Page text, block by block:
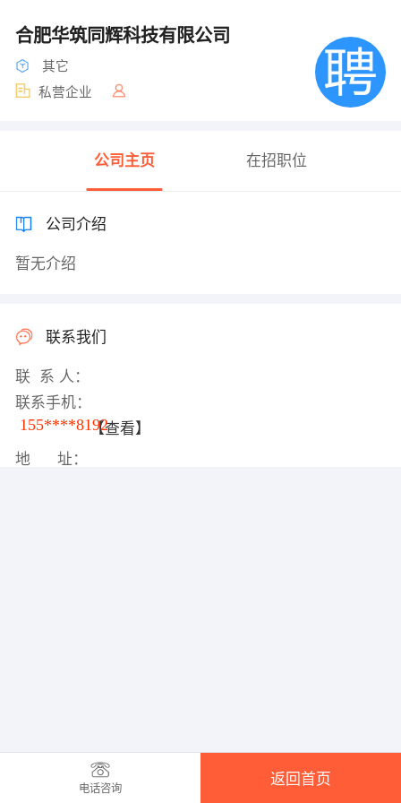
合肥华筑同辉科技有限公司
其它
私营企业
公司主页 在招职位
公司介绍
暂无介绍
联系我们
联 系 人：
联系手机：
155****8192【查看】
地 址：
电话咨询
返回首页